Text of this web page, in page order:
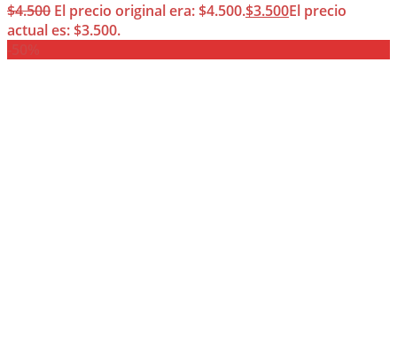
$4.500 El precio original era: $4.500.$3.500El precio
actual es: $3.500.